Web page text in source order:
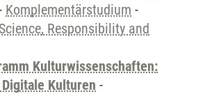
Komplementärstudium -
Responsibility and
Kulturwissenschaften:
Kulturen -